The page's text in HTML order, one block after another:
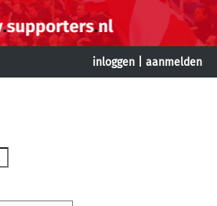
inloggen aanmelden